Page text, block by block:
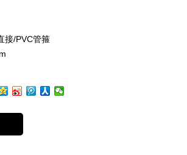
接/PVC管箍